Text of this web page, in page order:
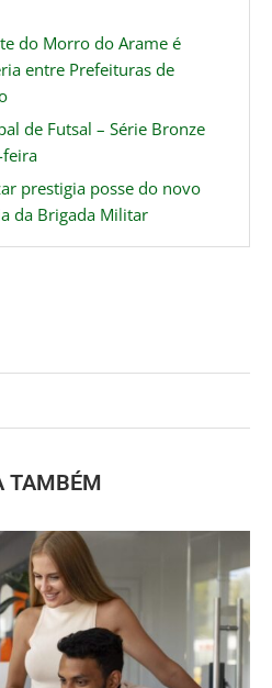
do Morro do Arame é
entre Prefeituras de
de Futsal – Série Bronze
feira
prestigia posse do novo
da Brigada Militar
TAMBÉM